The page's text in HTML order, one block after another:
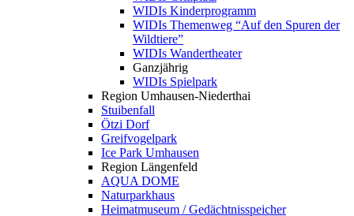
WIDIs Kinderprogramm
WIDIs Themenweg “Auf den Spuren der
Wildtiere”
WIDIs Wandertheater
Ganzjährig
WIDIs Spielpark
Region Umhausen-Niederthai
Stuibenfall
Ötzi Dorf
Greifvogelpark
Ice Park Umhausen
Region Längenfeld
AQUA DOME
Naturparkhaus
Heimatmuseum / Gedächtnisspeicher